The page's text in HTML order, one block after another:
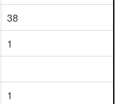
38
1
1